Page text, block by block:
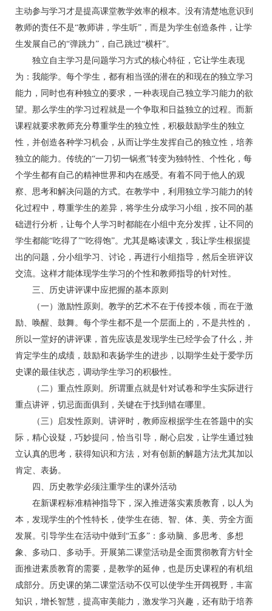
主动参与学习才是提高课堂教学效率的根本。没有清楚地意识到
教师的责任不是“教师讲，学生听”，而是为学生创造条件，让学
生发展自己的“弹跳力”，自己跳过“横杆”。
独立自主学习是问题学习方式的核心特征，它让学生表现
为：我能学。每个学生，都有相当强的潜在的和现在的独立学习
能力，同时也有种独立的要求，一种表现自己独立学习能力的欲
望。那么学生的学习过程就是一个争取和日益独立的过程。而新
课程就要求教师充分尊重学生的独立性，积极鼓励学生的独立
性，并创造各种学习机会，从而让学生发挥自己的独立性，培养
独立的能力。传统的“一刀切一锅煮”转变为独特性、个性化，每
个学生都有自己的精神世界和内在感受。有着不同于他人的观
察、思考和解决问题的方式。在教学中，利用独立学习能力的转
化过程中，尊重学生的差异，将学生分成学习小组，按不同的基
础进行分析，让每个人学习时都能在小组中充分发挥，让不同的
学生都能“吃得了”“吃得饱”。尤其是略读课文，我让学生根据提
出的问题，分小组学习、讨论，再进行小组指导，然后全班评议
交流。这样才能体现学生学习的个性和教师指导的针对性。
三、历史讲评课中应把握的基本原则
（一）激励性原则。教学的艺术不在于传授本领，而在于激
励、唤醒、鼓舞。每个学生都不是一个层面上的，不是共性的，
所以一堂好的讲评课，首先应该是发现学生已经学会了什么，并
肯定学生的成绩，鼓励和表扬学生的进步，以期学生处于爱学历
史课的最佳状态，调动学生学习的积极性。
（二）重点性原则。所谓重点就是针对试卷和学生实际进行
重点讲评，切忌面面俱到，关键在于找到错在哪里。
（三）启发性原则。讲评时，教师应根据学生在答题中的实
际，精心设疑，巧妙提问，恰当引导，耐心启发，让学生通过独
立认真的思考，获得知识和方法，对有创新的解题方法尤其加以
肯定、表扬。
四、历史教学必须注重学生的课外活动
在新课程标准精神指导下，深入推进落实素质教育，以人为
本，发现学生的个性特长，使学生在徳、智、体、美、劳全方面
发展。引导学生在活动中做到“五多”：多动脑、多思考、多想
象、多动口、多动手。开展第二课堂活动是全面贯彻教育方针全
面推进素质教育的需要，是教学的延伸，也是历史课程的有机组
成部分。历史课的第二课堂活动不仅可以使学生开阔视野，丰富
知识，增长智慧，提高审美能力，激发学习兴趣，还有助于培养